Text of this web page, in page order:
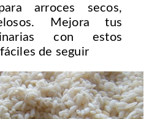
arroces secos,
Mejora tus
con estos
de seguir